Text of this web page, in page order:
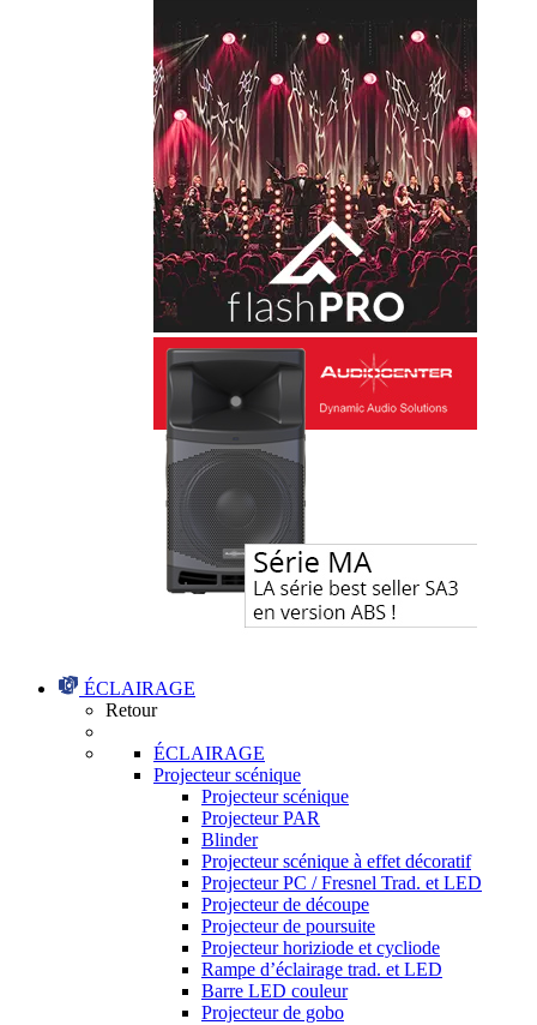
ÉCLAIRAGE
Retour
ÉCLAIRAGE
Projecteur scénique
Projecteur scénique
Projecteur PAR
Blinder
Projecteur scénique à effet décoratif
Projecteur PC / Fresnel Trad. et LED
Projecteur de découpe
Projecteur de poursuite
Projecteur horiziode et cycliode
Rampe d’éclairage trad. et LED
Barre LED couleur
Projecteur de gobo